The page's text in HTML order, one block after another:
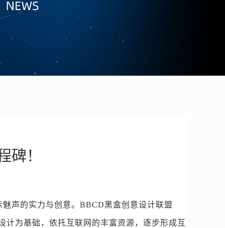
碑！
声的实力与创意。BBCD黑盒创意设计联盟
计为基础，依托互联网的丰富资源，逐步形成互